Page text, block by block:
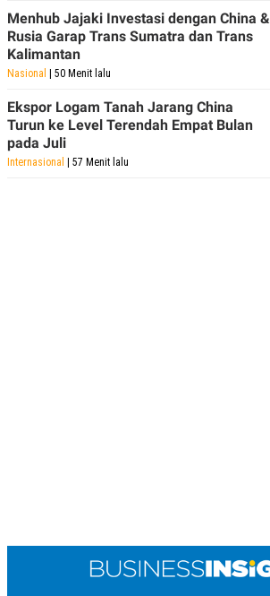
A
N
C
E
T
K
E
M
I
T
E
E
P
A
A
D
V
PEDOMAN
PEMBERITAAN
Menhub Jajaki Investasi dengan China &
Rusia Garap Trans Sumatra dan Trans
Kalimantan
Nasional | 50 Menit lalu
Ekspor Logam Tanah Jarang China
Turun ke Level Terendah Empat Bulan
pada Juli
Internasional | 57 Menit lalu